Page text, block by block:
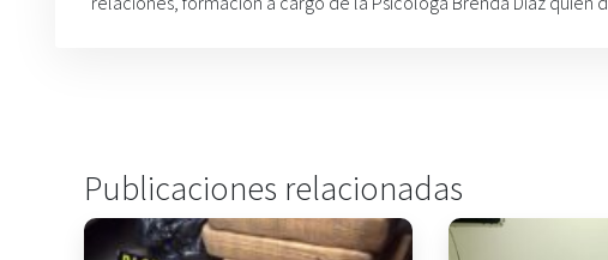
Publicaciones relacionadas